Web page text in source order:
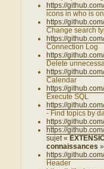
https://
icons in who is
https://
Change search
https://
Connection Log
https://
Delete
https://
Calendar
https://
Execute SQL
https://
- Find topics by
https://
https://
sujet «
connaissances»
https://
Header